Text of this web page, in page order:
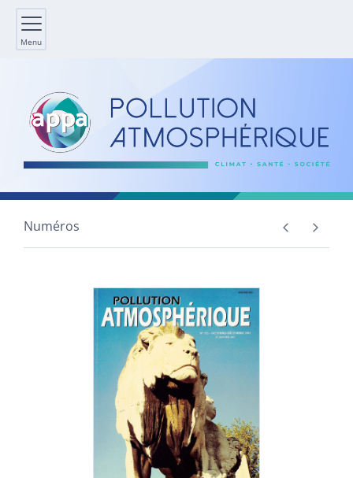
Menu
Numéros